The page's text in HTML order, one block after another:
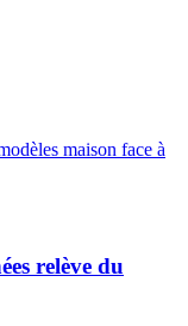
maison face à
relève du